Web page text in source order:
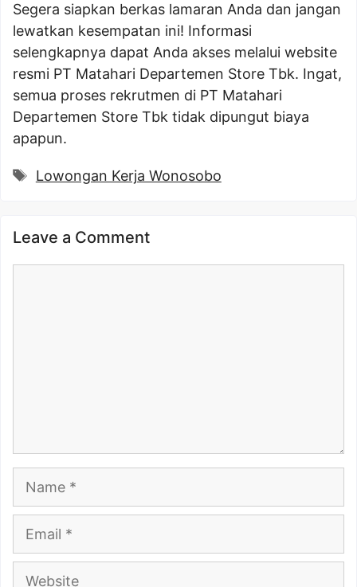
Segera siapkan berkas lamaran Anda dan jangan
lewatkan kesempatan ini! Informasi
selengkapnya dapat Anda akses melalui website
resmi PT Matahari Departemen Store Tbk. Ingat,
semua proses rekrutmen di PT Matahari
Departemen Store Tbk tidak dipungut biaya
apapun.
Tags
Lowongan Kerja Wonosobo
Leave a Comment
Website